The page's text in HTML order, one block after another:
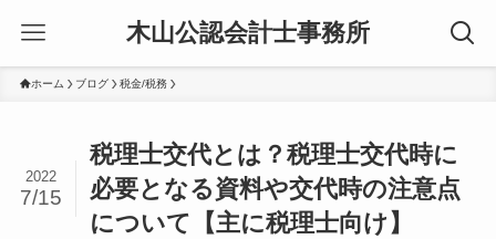
木山公認会計士事務所
ホーム ブログ 税金/税務
税理士交代とは？税理士交代時に
必要となる資料や交代時の注意点
について【主に税理士向け】
2022
7/15